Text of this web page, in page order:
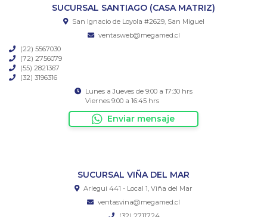
SUCURSAL SANTIAGO (CASA MATRIZ)
San Ignacio de Loyola #2629, San Miguel
ventasweb@megamed.cl
(22) 5567030
(72) 2756079
(55) 2821367
(32) 3196316
Lunes a Jueves de 9:00 a 17:30 hrs
Viernes 9:00 a 16:45 hrs
Enviar mensaje
SUCURSAL VIÑA DEL MAR
Arlegui 441 - Local 1, Viña del Mar
ventasvina@megamed.cl